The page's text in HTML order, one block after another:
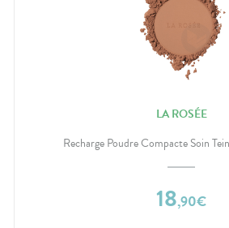
LA ROSÉE
Recharge Poudre Compacte Soin
18,90€